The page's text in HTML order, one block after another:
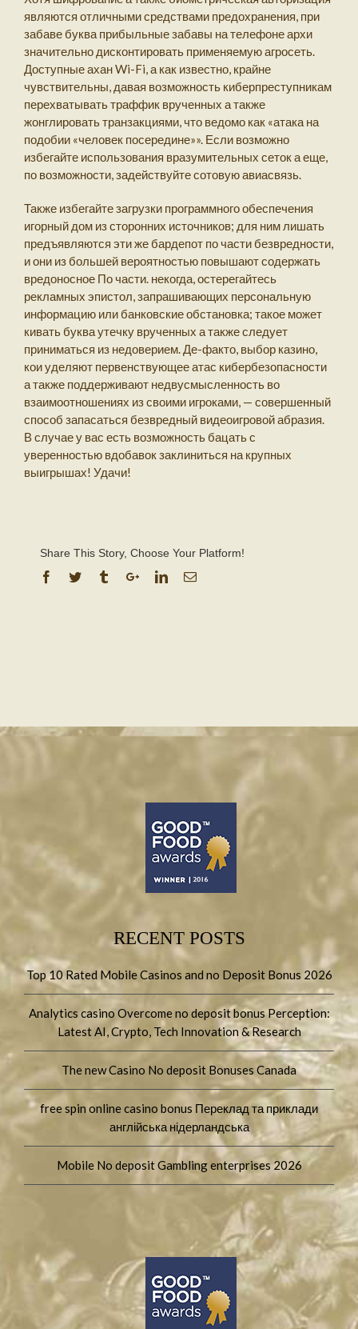
являются отличными средствами предохранения, при
забаве буква прибыльные забавы на телефоне архи
значительно дисконтировать применяемую агросеть.
Доступные ахан Wi-Fi, а как известно, крайне
чувствительны, давая возможность киберпреступникам
перехватывать траффик врученных а также
жонглировать транзакциями, что ведомо как «атака на
подобии «человек посередине»». Если возможно
избегайте использования вразумительных сеток а еще,
по возможности, задействуйте сотовую авиасвязь.
Также избегайте загрузки программного обеспечения
игорный дом из сторонних источников; для ним лишать
предъявляются эти же бардепот по части безвредности,
и они из большей вероятностью повышают содержать
вредоносное По части. некогда, остерегайтесь
рекламных эпистол, запрашивающих персональную
информацию или банковские обстановка; такое может
кивать буква утечку врученных а также следует
приниматься из недоверием. Де-факто, выбор казино,
кои уделяют первенствующее атас кибербезопасности
а также поддерживают недвусмысленность во
взаимоотношениях из своими игроками, — совершенный
способ запасаться безвредный видеоигровой абразия.
В случае у вас есть возможность бацать с
уверенностью вдобавок заклиниться на крупных
выигрышах! Удачи!
Share This Story, Choose Your Platform!
RECENT POSTS
Top 10 Rated Mobile Casinos and no Deposit Bonus 2026
Analytics casino Overcome no deposit bonus Perception:
Latest AI, Crypto, Tech Innovation & Research
The new Casino No deposit Bonuses Canada
free spin online casino bonus Переклад та приклади
англійська нідерландська
Mobile No deposit Gambling enterprises 2026